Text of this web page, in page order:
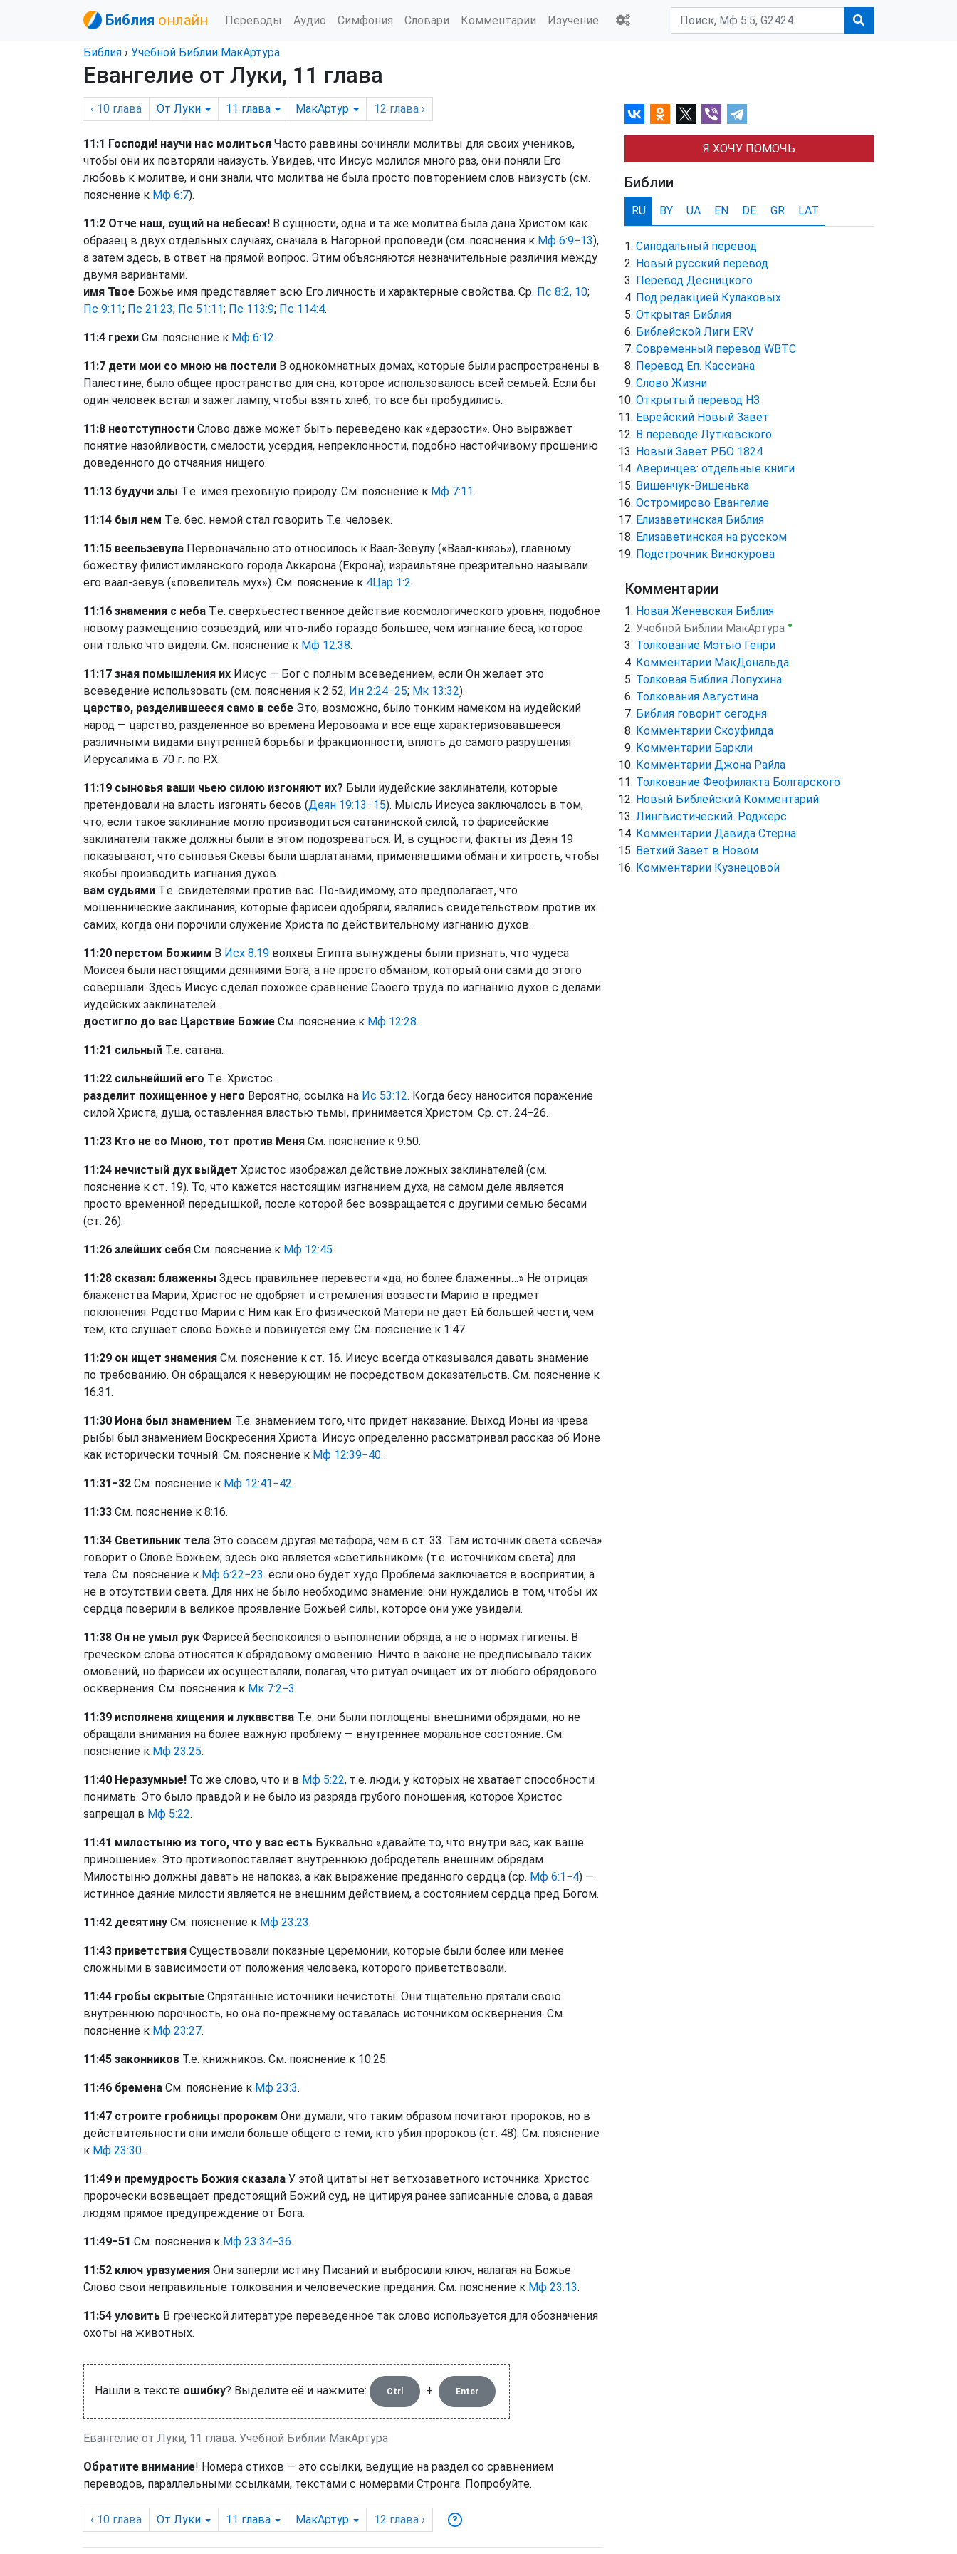
Библия онлайн Переводы Аудио Симфония Словари Комментарии Изучение
Библия › Учебной Библии МакАртура
Евангелие от Луки, 11 глава
‹ 10 глава От Луки 11 глава МакАртур 12 глава ›
11:1 Господи! научи нас молиться Часто раввины сочиняли молитвы для своих учеников,
чтобы они их повторяли наизусть. Увидев, что Иисус молился много раз, они поняли Его
любовь к молитве, и они знали, что молитва не была просто повторением слов наизусть (см.
пояснение к Мф 6:7).
11:2 Отче наш, сущий на небесах! В сущности, одна и та же молитва была дана Христом как
образец в двух отдельных случаях, сначала в Нагорной проповеди (см. пояснения к Мф 6:9−13),
а затем здесь, в ответ на прямой вопрос. Этим объясняются незначительные различия между
двумя вариантами.
имя Твое Божье имя представляет всю Его личность и характерные свойства. Ср. Пс 8:2, 10;
Пс 9:11; Пс 21:23; Пс 51:11; Пс 113:9; Пс 114:4.
11:4 грехи См. пояснение к Мф 6:12.
11:7 дети мои со мною на постели В однокомнатных домах, которые были распространены в
Палестине, было общее пространство для сна, которое использовалось всей семьей. Если бы
один человек встал и зажег лампу, чтобы взять хлеб, то все бы пробудились.
11:8 неотступности Слово даже может быть переведено как «дерзости». Оно выражает
понятие назойливости, смелости, усердия, непреклонности, подобно настойчивому прошению
доведенного до отчаяния нищего.
11:13 будучи злы Т.е. имея греховную природу. См. пояснение к Мф 7:11.
11:14 был нем Т.е. бес. немой стал говорить Т.е. человек.
11:15 веельзевула Первоначально это относилось к Ваал-Зевулу («Ваал-князь»), главному
божеству филистимлянского города Аккарона (Екрона); израильтяне презрительно называли
его ваал-зевув («повелитель мух»). См. пояснение к 4Цар 1:2.
11:16 знамения с неба Т.е. сверхъестественное действие космологического уровня, подобное
новому размещению созвездий, или что-либо гораздо большее, чем изгнание беса, которое
они только что видели. См. пояснение к Мф 12:38.
11:17 зная помышления их Иисус — Бог с полным всеведением, если Он желает это
всеведение использовать (см. пояснения к 2:52; Ин 2:24−25; Мк 13:32).
царство, разделившееся само в себе Это, возможно, было тонким намеком на иудейский
народ — царство, разделенное во времена Иеровоама и все еще характеризовавшееся
различными видами внутренней борьбы и фракционности, вплоть до самого разрушения
Иерусалима в 70 г. по Р.Х.
11:19 сыновья ваши чьею силою изгоняют их? Были иудейские заклинатели, которые
претендовали на власть изгонять бесов (Деян 19:13−15). Мысль Иисуса заключалось в том,
что, если такое заклинание могло производиться сатанинской силой, то фарисейские
заклинатели также должны были в этом подозреваться. И, в сущности, факты из Деян 19
показывают, что сыновья Скевы были шарлатанами, применявшими обман и хитрость, чтобы
якобы производить изгнания духов.
вам судьями Т.е. свидетелями против вас. По-видимому, это предполагает, что
мошеннические заклинания, которые фарисеи одобряли, являлись свидетельством против их
самих, когда они порочили служение Христа по действительному изгнанию духов.
11:20 перстом Божиим В Исх 8:19 волхвы Египта вынуждены были признать, что чудеса
Моисея были настоящими деяниями Бога, а не просто обманом, который они сами до этого
совершали. Здесь Иисус сделал похожее сравнение Своего труда по изгнанию духов с делами
иудейских заклинателей.
достигло до вас Царствие Божие См. пояснение к Мф 12:28.
11:21 сильный Т.е. сатана.
11:22 сильнейший его Т.е. Христос.
разделит похищенное у него Вероятно, ссылка на Ис 53:12. Когда бесу наносится поражение
силой Христа, душа, оставленная властью тьмы, принимается Христом. Ср. ст. 24−26.
11:23 Кто не со Мною, тот против Меня См. пояснение к 9:50.
11:24 нечистый дух выйдет Христос изображал действие ложных заклинателей (см.
пояснение к ст. 19). То, что кажется настоящим изгнанием духа, на самом деле является
просто временной передышкой, после которой бес возвращается с другими семью бесами
(ст. 26).
11:26 злейших себя См. пояснение к Мф 12:45.
11:28 сказал: блаженны Здесь правильнее перевести «да, но более блаженны…» Не отрицая
блаженства Марии, Христос не одобряет и стремления возвести Марию в предмет
поклонения. Родство Марии с Ним как Его физической Матери не дает Ей большей чести, чем
тем, кто слушает слово Божье и повинуется ему. См. пояснение к 1:47.
11:29 он ищет знамения См. пояснение к ст. 16. Иисус всегда отказывался давать знамение
по требованию. Он обращался к неверующим не посредством доказательств. См. пояснение к
16:31.
11:30 Иона был знамением Т.е. знамением того, что придет наказание. Выход Ионы из чрева
рыбы был знамением Воскресения Христа. Иисус определенно рассматривал рассказ об Ионе
как исторически точный. См. пояснение к Мф 12:39−40.
11:31−32 См. пояснение к Мф 12:41−42.
11:33 См. пояснение к 8:16.
11:34 Светильник тела Это совсем другая метафора, чем в ст. 33. Там источник света «свеча»
говорит о Слове Божьем; здесь око является «светильником» (т.е. источником света) для
тела. См. пояснение к Мф 6:22−23. если оно будет худо Проблема заключается в восприятии, а
не в отсутствии света. Для них не было необходимо знамение: они нуждались в том, чтобы их
сердца поверили в великое проявление Божьей силы, которое они уже увидели.
11:38 Он не умыл рук Фарисей беспокоился о выполнении обряда, а не о нормах гигиены. В
греческом слова относятся к обрядовому омовению. Ничто в законе не предписывало таких
омовений, но фарисеи их осуществляли, полагая, что ритуал очищает их от любого обрядового
осквернения. См. пояснения к Мк 7:2−3.
11:39 исполнена хищения и лукавства Т.е. они были поглощены внешними обрядами, но не
обращали внимания на более важную проблему — внутреннее моральное состояние. См.
пояснение к Мф 23:25.
11:40 Неразумные! То же слово, что и в Мф 5:22, т.е. люди, у которых не хватает способности
понимать. Это было правдой и не было из разряда грубого поношения, которое Христос
запрещал в Мф 5:22.
11:41 милостыню из того, что у вас есть Буквально «давайте то, что внутри вас, как ваше
приношение». Это противопоставляет внутреннюю добродетель внешним обрядам.
Милостыню должны давать не напоказ, а как выражение преданного сердца (ср. Мф 6:1−4) —
истинное даяние милости является не внешним действием, а состоянием сердца пред Богом.
11:42 десятину См. пояснение к Мф 23:23.
11:43 приветствия Существовали показные церемонии, которые были более или менее
сложными в зависимости от положения человека, которого приветствовали.
11:44 гробы скрытые Спрятанные источники нечистоты. Они тщательно прятали свою
внутреннюю порочность, но она по-прежнему оставалась источником осквернения. См.
пояснение к Мф 23:27.
11:45 законников Т.е. книжников. См. пояснение к 10:25.
11:46 бремена См. пояснение к Мф 23:3.
11:47 строите гробницы пророкам Они думали, что таким образом почитают пророков, но в
действительности они имели больше общего с теми, кто убил пророков (ст. 48). См. пояснение
к Мф 23:30.
11:49 и премудрость Божия сказала У этой цитаты нет ветхозаветного источника. Христос
пророчески возвещает предстоящий Божий суд, не цитируя ранее записанные слова, а давая
людям прямое предупреждение от Бога.
11:49−51 См. пояснения к Мф 23:34−36.
11:52 ключ уразумения Они заперли истину Писаний и выбросили ключ, налагая на Божье
Слово свои неправильные толкования и человеческие предания. См. пояснение к Мф 23:13.
11:54 уловить В греческой литературе переведенное так слово используется для обозначения
охоты на животных.
Нашли в тексте ошибку? Выделите её и нажмите: Ctrl + Enter
Евангелие от Луки, 11 глава. Учебной Библии МакАртура
Обратите внимание! Номера стихов — это ссылки, ведущие на раздел со сравнением
переводов, параллельными ссылками, текстами с номерами Стронга. Попробуйте.
‹ 10 глава От Луки 11 глава МакАртур 12 глава ›
Я ХОЧУ ПОМОЧЬ
Библии
RU BY UA EN DE GR LAT
Синодальный перевод
Новый русский перевод
Перевод Десницкого
Под редакцией Кулаковых
Открытая Библия
Библейской Лиги ERV
Cовременный перевод WBTC
Перевод Еп. Кассиана
Слово Жизни
Открытый перевод НЗ
Еврейский Новый Завет
В переводе Лутковского
Новый Завет РБО 1824
Аверинцев: отдельные книги
Вишенчук-Вишенька
Остромирово Евангелие
Елизаветинская Библия
Елизаветинская на русском
Подстрочник Винокурова
Комментарии
Новая Женевская Библия
Учебной Библии МакАртура ●
Толкование Мэтью Генри
Комментарии МакДональда
Толковая Библия Лопухина
Толкования Августина
Библия говорит сегодня
Комментарии Скоуфилда
Комментарии Баркли
Комментарии Джона Райла
Толкование Феофилакта Болгарского
Новый Библейский Комментарий
Лингвистический. Роджерс
Комментарии Давида Стерна
Ветхий Завет в Новом
Комментарии Кузнецовой